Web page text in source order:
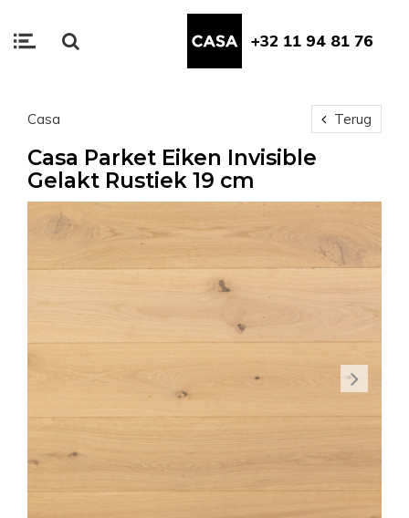
+32 11 94 81 76
Casa Terug
Casa Parket Eiken Invisible
Gelakt Rustiek 19 cm